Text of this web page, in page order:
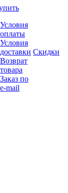
Условия
оплаты
Условия
доставки
Возврат
товара
Заказ по
e-mail
Скидки